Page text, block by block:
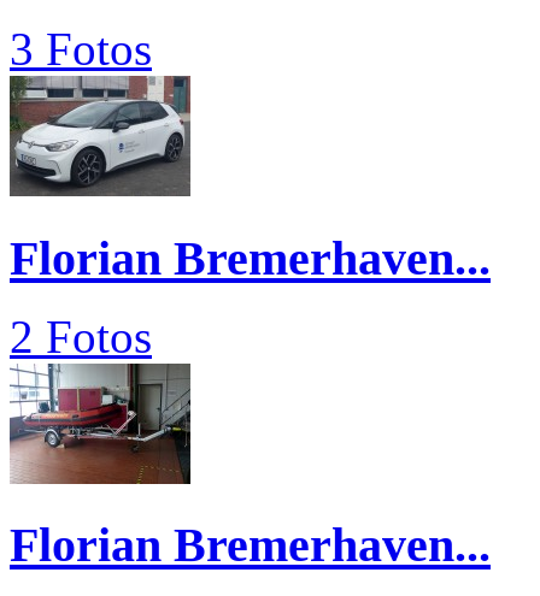
3 Fotos
Florian Bremerhaven...
2 Fotos
Florian Bremerhaven...